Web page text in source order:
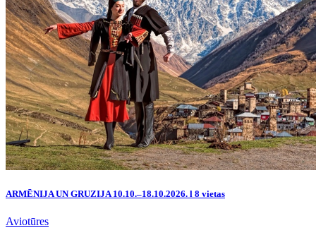
ARMĒNIJA UN GRUZIJA 10.10.–18.10.2026. l 8 vietas
Aviotūres